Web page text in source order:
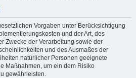
Vorgaben unter Berücksichtigung
und der Art, des
Zwecke der Verarbeitung sowie der
und des Ausmaßes der
natürlicher Personen geeignete
Maßnahmen, um ein dem Risiko
gewährleisten.